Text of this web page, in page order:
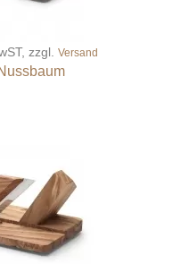
zzgl. Versand